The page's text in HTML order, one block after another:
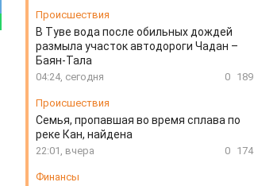
Происшествия
В Туве вода после обильных дождей
размыла участок автодороги Чадан –
Баян-Тала
04:24, сегодня 0 189
Происшествия
Семья, пропавшая во время сплава по
реке Кан, найдена
22:01, вчера 0 174
Финансы